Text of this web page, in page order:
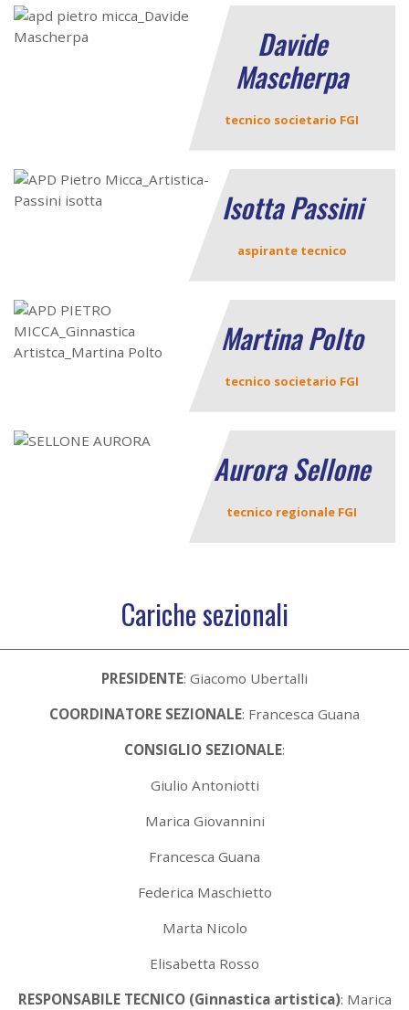
Davide
Mascherpa
tecnico societario FGI
Isotta Passini
aspirante tecnico
Martina Polto
tecnico societario FGI
Aurora Sellone
tecnico regionale FGI
Cariche sezionali
PRESIDENTE: Giacomo Ubertalli
COORDINATORE SEZIONALE: Francesca Guana
CONSIGLIO SEZIONALE:
Giulio Antoniotti
Marica Giovannini
Francesca Guana
Federica Maschietto
Marta Nicolo
Elisabetta Rosso
RESPONSABILE TECNICO (Ginnastica artistica): Marica